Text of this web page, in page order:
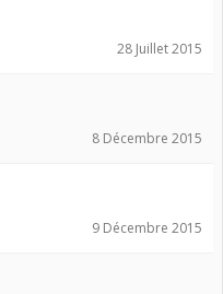
28 Juillet 2015
8 Décembre 2015
9 Décembre 2015